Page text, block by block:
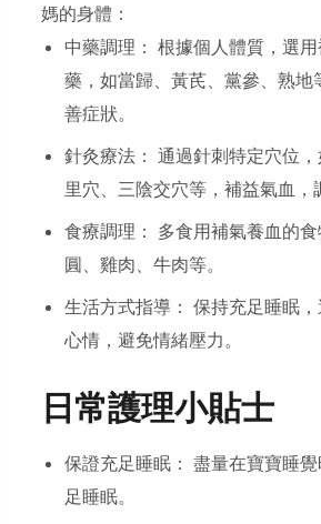
媽的身體：
中藥調理： 根據個人體質，選
藥，如當歸、黃芪、黨參、熟地
善症狀。
針灸療法： 通過針刺特定穴位
里穴、三陰交穴等，補益氣血，
食療調理： 多食用補氣養血的
圓、雞肉、牛肉等。
生活方式指導： 保持充足睡眠
心情，避免情緒壓力。
日常護理小貼士
保證充足睡眠： 盡量在寶寶睡
足睡眠。